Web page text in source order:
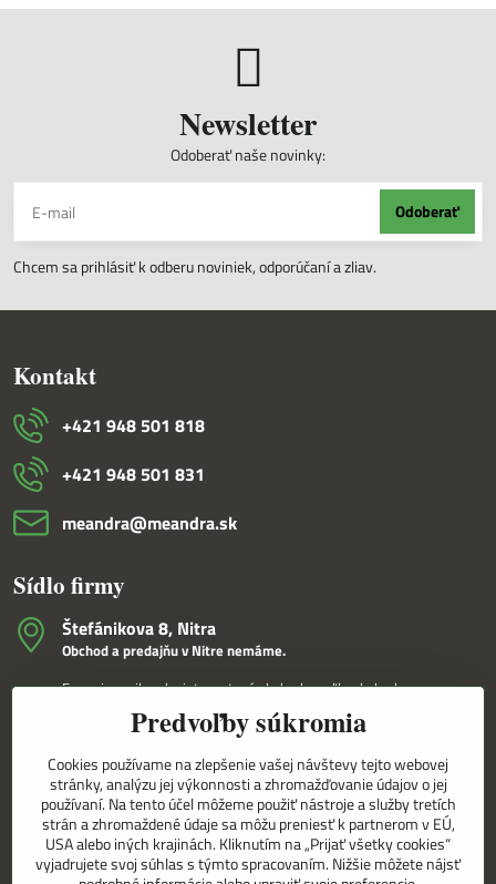
Newsletter
Odoberať naše novinky:
Odoberať
Chcem sa prihlásiť k odberu noviniek, odporúčaní a zliav.
Kontakt
+421 948 501 818
+421 948 501 831
meandra​@meandra​.sk
Sídlo firmy
Štefánikova 8, Nitra
Obchod a predajňu v Nitre nemáme.
Fungujeme iba ako internetový obchod a veľkoobchod.
V Nitre Vám tovar dovezieme osobne na základe internetovej
objednávky a telefonického dohovoru.
Korešpondenčná adresa
MEANDRA,s.r.o.
P.O.BOX 8/D
949 01 Nitra
Predvoľby súkromia
Cookies používame na zlepšenie vašej návštevy tejto webovej
stránky, analýzu jej výkonnosti a zhromažďovanie údajov o jej
používaní. Na tento účel môžeme použiť nástroje a služby tretích
strán a zhromaždené údaje sa môžu preniesť k partnerom v EÚ,
USA alebo iných krajinách. Kliknutím na „Prijať všetky cookies“
vyjadrujete svoj súhlas s týmto spracovaním. Nižšie môžete nájsť